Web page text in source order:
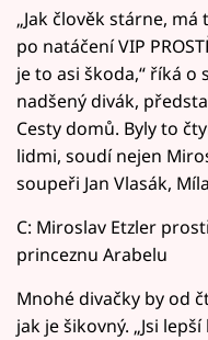
„Jak člověk stárne,
po natáčení VIP
je to asi škoda,“ říká o
nadšený divák,
Cesty domů. Byly to
lidmi, soudí nejen
soupeři Jan Vlasák,
C: Miroslav Etzler
princeznu Arabelu
Mnohé divačky by od
jak je šikovný. „Jsi